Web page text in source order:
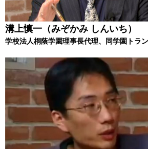
溝上慎一（みぞかみ しんいち）
学校法人桐蔭学園理事長代理、同学園トラ